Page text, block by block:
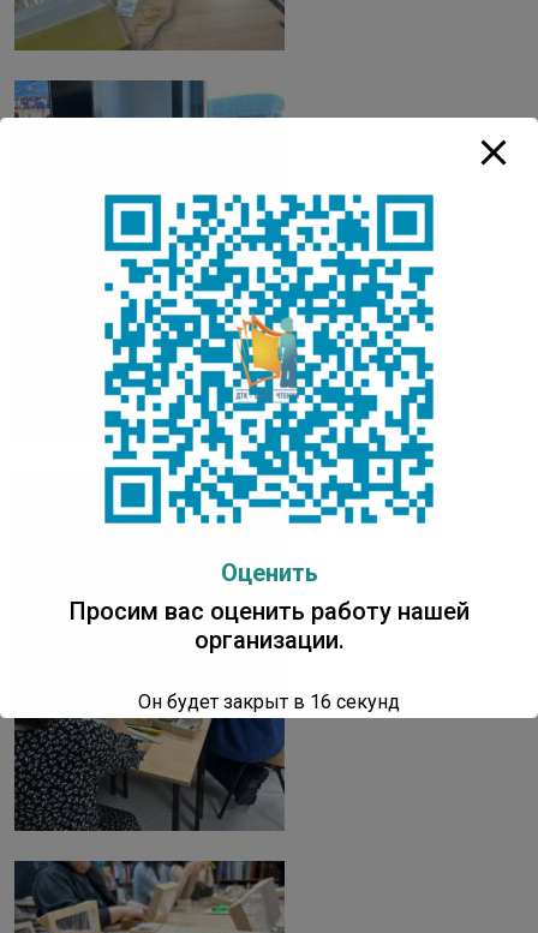
Оценить
Просим вас оценить работу нашей
организации.
Он будет закрыт в 16 секунд